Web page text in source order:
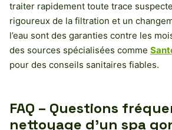
traiter rapidement toute trace
rigoureux de la filtration et un
l’eau sont des garanties contre les
des sources spécialisées comme
pour des conseils sanitaires fiables.
FAQ – Questions
nettoyage d’un spa